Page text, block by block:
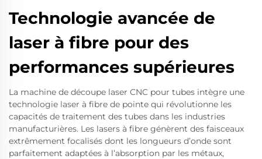
Technologie avancée de
laser à fibre pour des
performances supérieures
La machine de découpe laser CNC pour tubes intègre une
technologie laser à fibre de pointe qui révolutionne les
capacités de traitement des tubes dans les industries
manufacturières. Les lasers à fibre génèrent des faisceaux
extrêmement focalisés dont les longueurs d’onde sont
parfaitement adaptées à l’absorption par les métaux,